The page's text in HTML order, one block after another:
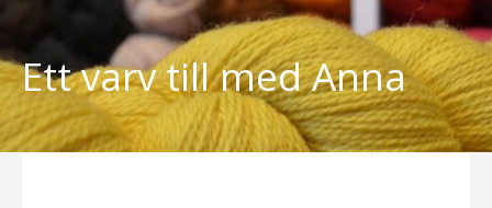
innehåll
Ett varv till med Anna